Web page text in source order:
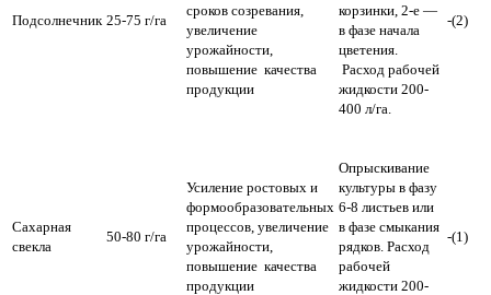
Подсолнечник 25-75 г/га
сроков созревания,
увеличение
урожайности,
повышение качества
продукции
корзинки, 2-е —
в фазе начала
цветения.
Расход рабочей
жидкости 200-
400 л/га.
-(2)
Сахарная
свекла
50-80 г/га
Усиление ростовых и
формообразовательных
процессов, увеличение
урожайности,
повышение качества
продукции
Опрыскивание
культуры в фазу
6-8 листьев или
в фазе смыкания
рядков. Расход
рабочей
жидкости 200-
-(1)